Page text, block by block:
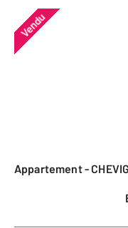
Vendu
Appartement -